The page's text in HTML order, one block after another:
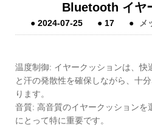
Bluetooth イヤ
●2024-07-25 ●17 ● メ
温度制御: イヤークッションは、快
と汗の発散性を確保しながら、十
ります。
音質: 高音質のイヤークッションを
にとって特に重要です。